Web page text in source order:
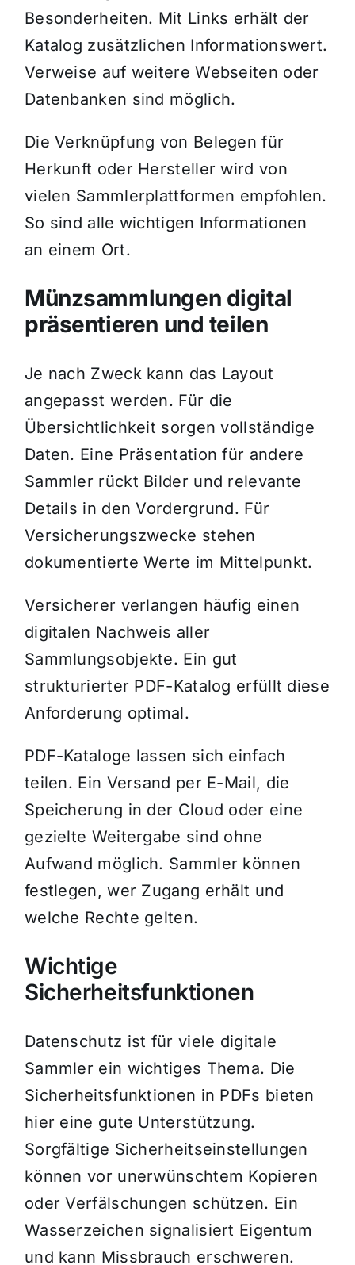
Besonderheiten. Mit Links erhält der
Katalog zusätzlichen Informationswert.
Verweise auf weitere Webseiten oder
Datenbanken sind möglich.
Die Verknüpfung von Belegen für
Herkunft oder Hersteller wird von
vielen Sammlerplattformen empfohlen.
So sind alle wichtigen Informationen
an einem Ort.
Münzsammlungen digital
präsentieren und teilen
Je nach Zweck kann das Layout
angepasst werden. Für die
Übersichtlichkeit sorgen vollständige
Daten. Eine Präsentation für andere
Sammler rückt Bilder und relevante
Details in den Vordergrund. Für
Versicherungszwecke stehen
dokumentierte Werte im Mittelpunkt.
Versicherer verlangen häufig einen
digitalen Nachweis aller
Sammlungsobjekte. Ein gut
strukturierter PDF-Katalog erfüllt diese
Anforderung optimal.
PDF-Kataloge lassen sich einfach
teilen. Ein Versand per E-Mail, die
Speicherung in der Cloud oder eine
gezielte Weitergabe sind ohne
Aufwand möglich. Sammler können
festlegen, wer Zugang erhält und
welche Rechte gelten.
Wichtige
Sicherheitsfunktionen
Datenschutz ist für viele digitale
Sammler ein wichtiges Thema. Die
Sicherheitsfunktionen in PDFs bieten
hier eine gute Unterstützung.
Sorgfältige Sicherheitseinstellungen
können vor unerwünschtem Kopieren
oder Verfälschungen schützen. Ein
Wasserzeichen signalisiert Eigentum
und kann Missbrauch erschweren.